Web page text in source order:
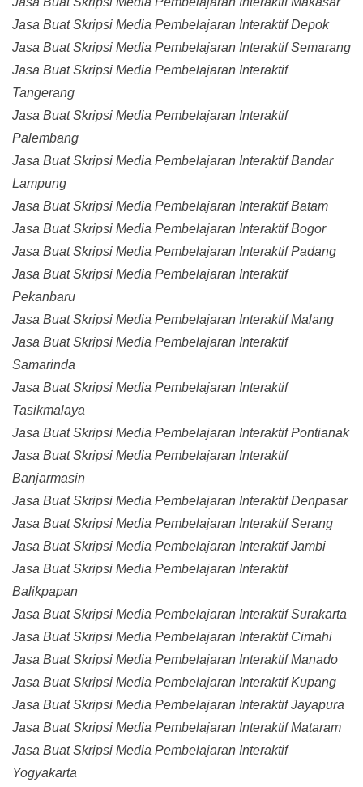
Jasa Buat Skripsi Media Pembelajaran Interaktif Depok
Jasa Buat Skripsi Media Pembelajaran Interaktif Semarang
Jasa Buat Skripsi Media Pembelajaran Interaktif
Tangerang
Jasa Buat Skripsi Media Pembelajaran Interaktif
Palembang
Jasa Buat Skripsi Media Pembelajaran Interaktif Bandar
Lampung
Jasa Buat Skripsi Media Pembelajaran Interaktif Batam
Jasa Buat Skripsi Media Pembelajaran Interaktif Bogor
Jasa Buat Skripsi Media Pembelajaran Interaktif Padang
Jasa Buat Skripsi Media Pembelajaran Interaktif
Pekanbaru
Jasa Buat Skripsi Media Pembelajaran Interaktif Malang
Jasa Buat Skripsi Media Pembelajaran Interaktif
Samarinda
Jasa Buat Skripsi Media Pembelajaran Interaktif
Tasikmalaya
Jasa Buat Skripsi Media Pembelajaran Interaktif Pontianak
Jasa Buat Skripsi Media Pembelajaran Interaktif
Banjarmasin
Jasa Buat Skripsi Media Pembelajaran Interaktif Denpasar
Jasa Buat Skripsi Media Pembelajaran Interaktif Serang
Jasa Buat Skripsi Media Pembelajaran Interaktif Jambi
Jasa Buat Skripsi Media Pembelajaran Interaktif
Balikpapan
Jasa Buat Skripsi Media Pembelajaran Interaktif Surakarta
Jasa Buat Skripsi Media Pembelajaran Interaktif Cimahi
Jasa Buat Skripsi Media Pembelajaran Interaktif Manado
Jasa Buat Skripsi Media Pembelajaran Interaktif Kupang
Jasa Buat Skripsi Media Pembelajaran Interaktif Jayapura
Jasa Buat Skripsi Media Pembelajaran Interaktif Mataram
Jasa Buat Skripsi Media Pembelajaran Interaktif
Yogyakarta